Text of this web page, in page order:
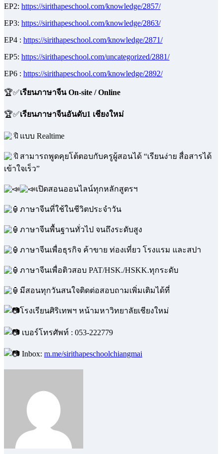
EP2: https://sirithapeschool.com/knowledge/2857/
EP3: https://sirithapeschool.com/knowledge/2863/
EP4 : https://sirithapeschool.com/knowledge/2871/
EP5: https://sirithapeschool.com/uncategorized/2881/
EP6 : https://sirithapeschool.com/knowledge/2892/
🏆✅เรียนภาษาจีน On-site / Online
🏆✅เรียนภาษาจีนอันดับ1 เชียงใหม่
แบบ Realtime
สามารถพูดคุยโต้ตอบกับครูผู้สอนได้ “เรียนง่าย สื่อสารได้
เข้าใจเร็ว”
เปิดสอนออนไลน์ทุกหลักสูตรฯ
ภาษาจีนที่ใช้ในชีวิตประจำวัน
ภาษาจีนพื้นฐานทั่วไป จนถึงระดับสูง
ภาษาจีนเพื่อธุรกิจ ค้าขาย ท่องเที่ยว โรงแรม และสปา
ภาษาจีนเพื่อติวสอบ PAT/HSK./HSKK.ทุกระดับ
มีสอนทุกวันสนใจติดต่อสอบถามเพิ่มเติมได้ที่
โรงเรียนศิริเทพฯ หน้ามหาวิทยาลัยเชียงใหม่
เบอร์โทรศัพท์ : 053-222779
Inbox: m.me/sirithapeschoolchiangmai